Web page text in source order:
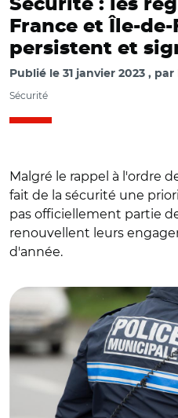
Sécurité : les
France et Île-de-
persistent et
Publié le 31 janvier 2023 par
Sécurité
Malgré le rappel à l'ordre
fait de la sécurité une
pas officiellement partie
renouvellent leurs
d'année.